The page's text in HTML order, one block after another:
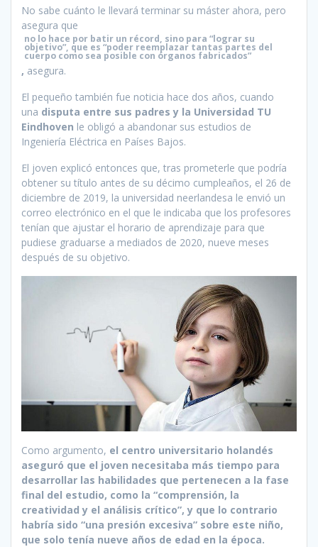
No sabe cuánto le llevará terminar su máster ahora, pero
asegura que
no lo hace por batir un récord, sino para “lograr su
objetivo”, que es “poder reemplazar tantas partes del
cuerpo como sea posible con órganos fabricados”
, asegura.
El pequeño también fue noticia hace dos años, cuando
una disputa entre sus padres y la Universidad TU
Eindhoven le obligó a abandonar sus estudios de
Ingeniería Eléctrica en Países Bajos.
El joven explicó entonces que, tras prometerle que podría
obtener su título antes de su décimo cumpleaños, el 26 de
diciembre de 2019, la universidad neerlandesa le envió un
correo electrónico en el que le indicaba que los profesores
tenían que ajustar el horario de aprendizaje para que
pudiese graduarse a mediados de 2020, nueve meses
después de su objetivo.
Como argumento, el centro universitario holandés
aseguró que el joven necesitaba más tiempo para
desarrollar las habilidades que pertenecen a la fase
final del estudio, como la “comprensión, la
creatividad y el análisis crítico”, y que lo contrario
habría sido “una presión excesiva” sobre este niño,
que solo tenía nueve años de edad en la época.